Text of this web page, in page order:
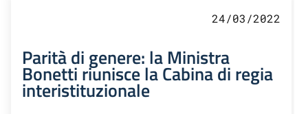
24/03/2022
Parità di genere: la Ministra
Bonetti riunisce la Cabina di regia
interistituzionale